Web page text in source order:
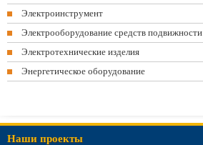
Электроинструмент
Электрооборудование средств подвижности
Электротехнические изделия
Энергетическое оборудование
Наши проекты